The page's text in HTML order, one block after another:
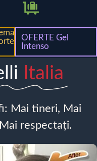
OFERTE Gel
Intenso
Italia
Mai tineri, Mai
respectați.